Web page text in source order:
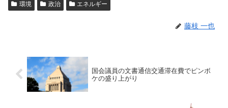
環境 政治 エネルギー
藤枝 一也
国会議員の文書通信交通滞在費でピンボ
ケの盛り上がり